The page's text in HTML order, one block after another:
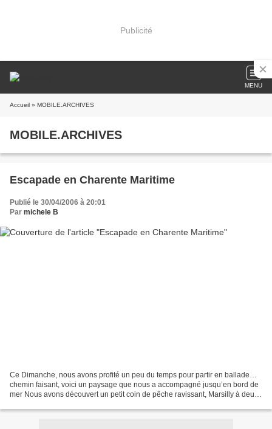
Publicité
MENU
Accueil » MOBILE.ARCHIVES
MOBILE.ARCHIVES
Escapade en Charente Maritime
Publié le 30/04/2006 à 20:01
Par michele B
Ce Dimanche, nous avons profité un peu du temps pour partir en ballade…
chemin faisant, voici un paysage que nous a accompagné jusqu’en bord de
mer Nous avons découvert un petit coin de pêche ravissant, Marsilly à deux